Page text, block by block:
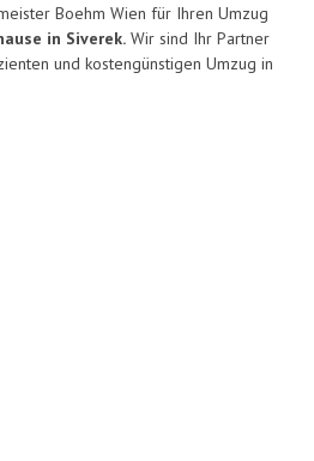
Boehm Wien für Ihren Umzug
in Siverek. Wir sind Ihr Partner
und kostengünstigen Umzug in